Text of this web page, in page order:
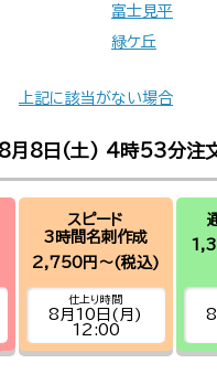
富士見平
緑ケ丘
上記に該当がない場合
8月8日(土) 4時53分注
スピード
3時間名刺作成
2,750円～(税込)
仕上り時間
8月10日(月)
12:00